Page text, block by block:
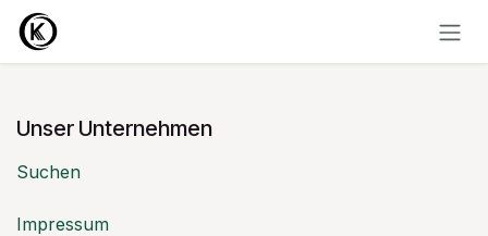
Zum Inhalt springen
Unser Unternehmen
Suchen
Impressum